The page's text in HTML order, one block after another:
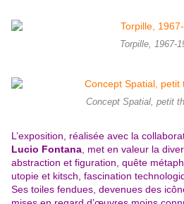
Torpille, 1967-
Concept Spatial, petit
L’exposition, réalisée avec la
Lucio Fontana , met en valeur la
abstraction et figuration, quête
utopie et kitsch, fascination
Ses toiles fendues, devenues des